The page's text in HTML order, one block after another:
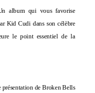
album qui vous favorise
Kid Cudi dans son célèbre
le point essentiel de la
présentation deBroken Bells